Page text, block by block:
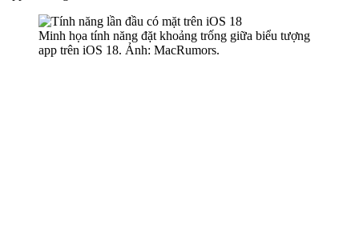
Minh họa tính năng đặt khoảng trống giữa biểu tượng
app trên iOS 18. Ảnh: MacRumors.